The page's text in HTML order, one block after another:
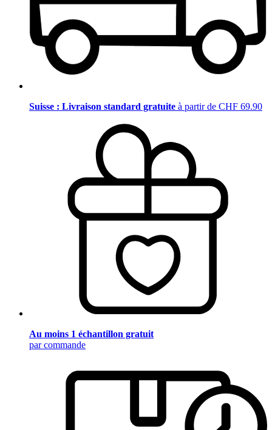
Suisse : Livraison standard gratuite à partir de CHF 69.90
Au moins 1 échantillon gratuit
par commande